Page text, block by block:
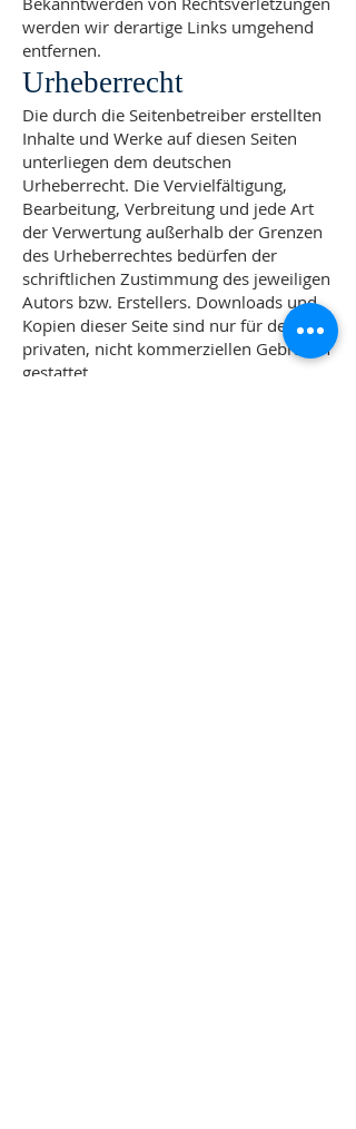
werden wir derartige Links umgehend
entfernen.
Urheberrecht
Die durch die Seitenbetreiber erstellten
Inhalte und Werke auf diesen Seiten
unterliegen dem deutschen
Urheberrecht. Die Vervielfältigung,
Bearbeitung, Verbreitung und jede Art
der Verwertung außerhalb der Grenzen
des Urheberrechtes bedürfen der
schriftlichen Zustimmung des jeweiligen
Autors bzw. Erstellers. Downloads und
Kopien dieser Seite sind nur für den
privaten, nicht kommerziellen Gebrauch
gestattet.